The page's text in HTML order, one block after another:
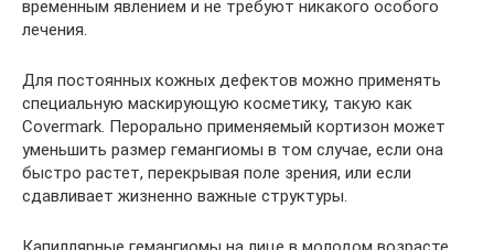
временным явлением и не требуют никакого особого
лечения.
Для постоянных кожных дефектов можно применять
специальную маскирующую косметику, такую как
Covermark. Перорально применяемый кортизон может
уменьшить размер гемангиомы в том случае, если она
быстро растет, перекрывая поле зрения, или если
сдавливает жизненно важные структуры.